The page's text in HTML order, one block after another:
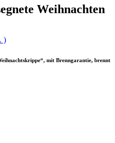
Weihnachten
)
mit Brenngarantie, brennt